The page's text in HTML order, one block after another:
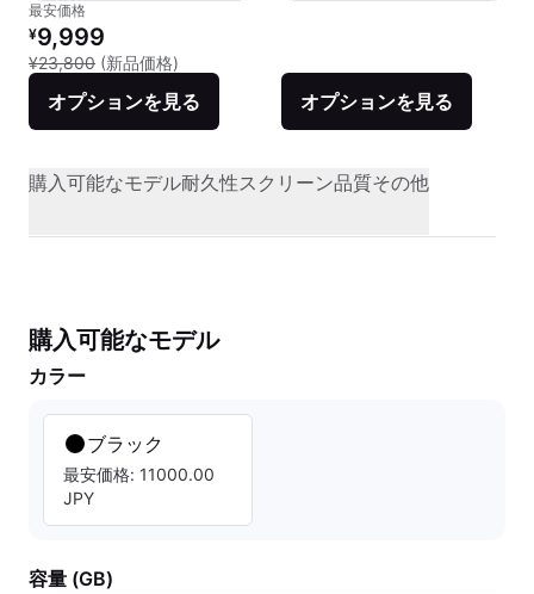
最安価格
リファービッシュ品の価格：
¥9,999
¥23,800 (新品価格)
オプションを見る オプションを見る
購入可能なモデル耐久性スクリーン品質その他
購入可能なモデル
カラー
ブラック
最安価格: 11000.00
JPY
容量 (GB)